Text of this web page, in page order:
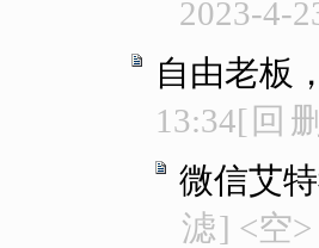
2023-4-
自由老板
13:34[ 回 删
微信艾
滤] <空>